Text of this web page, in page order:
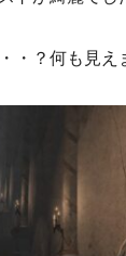
・？何も見え